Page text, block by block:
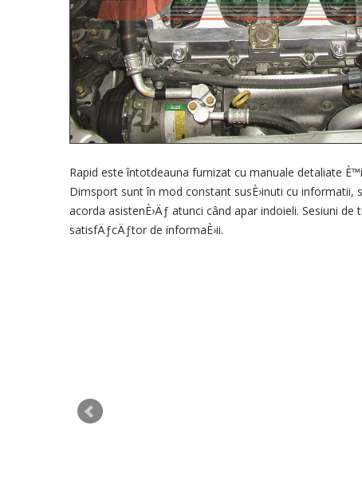
Rapid este întotdeauna furnizat cu manuale detaliate È™i
Dimsport sunt în mod constant susÈ›inuti cu informatii,
acorda asistenÈ›Äƒ atunci când apar indoieli. Sesiuni de
satisfÄƒcÄƒtor de informaÈ›ii.